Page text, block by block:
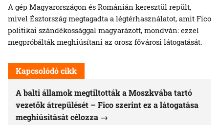
A gép Magyarországon és Románián keresztül repült,
mivel Észtország megtagadta a légtérhasználatot, amit Fico
politikai szándékossággal magyarázott, mondván: ezzel
megpróbálták meghiúsítani az orosz fővárosi látogatását.
Kapcsolódó cikk
A balti államok megtiltották a Moszkvába tartó
vezetők átrepülését – Fico szerint ez a látogatása
meghiúsítását célozza